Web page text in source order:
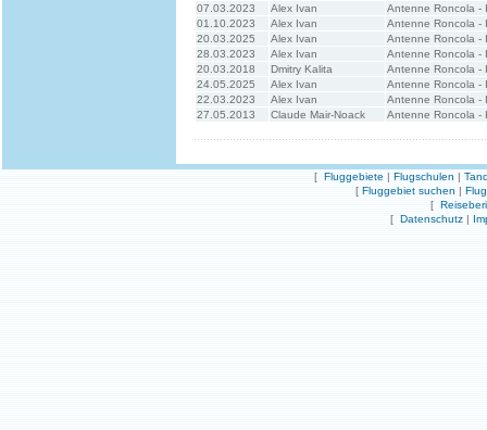
07.03.2023
Alex Ivan
Antenne Roncola -
01.10.2023
Alex Ivan
Antenne Roncola -
20.03.2025
Alex Ivan
Antenne Roncola -
28.03.2023
Alex Ivan
Antenne Roncola -
20.03.2018
Dmitry Kalita
Antenne Roncola -
24.05.2025
Alex Ivan
Antenne Roncola -
22.03.2023
Alex Ivan
Antenne Roncola -
27.05.2013
Claude Mair-Noack Antenne Roncola -
[ Fluggebiete | Flugschulen |
[ Fluggebiet suchen |
[
[ Datenschutz |